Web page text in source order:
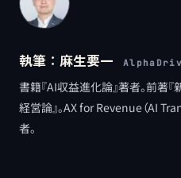
執筆： 麻生要一
書籍『AI収益進化論』著者。前著
経営論』。AX for Revenue（AI
者。